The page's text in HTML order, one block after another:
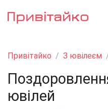
Привітайко З ювілеєм
ювілей